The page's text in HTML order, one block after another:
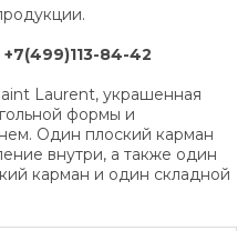
+7(499)113-84-42
Laurent, украшенная
формы и
Один плоский карман
внутри, а также один
карман и один складной